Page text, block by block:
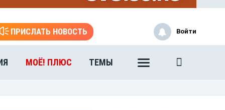
ПРИСЛАТЬ НОВОСТЬ
МОЁ! ПЛЮС ТЕМЫ
Войти